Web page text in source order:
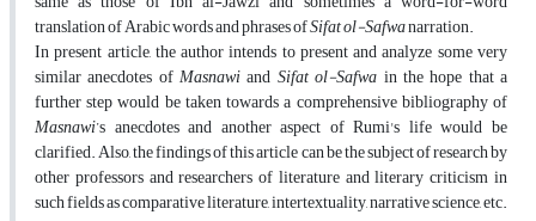
translation of Arabic words and phrases ofSifat ol-Safwanarration.
In present article, the author intends to present and analyze some very
similar anecdotes ofMasnawiand Sifat ol-Safwa in the hope that a
further step would be taken towards a comprehensive bibliography of
Masnawi’s anecdotes and another aspect of Rumi's life would be
clarified. Also, the findings of this article can be the subject of research by
other professors and researchers of literature and literary criticism in
such fields as comparative literature, intertextuality, narrative science, etc.